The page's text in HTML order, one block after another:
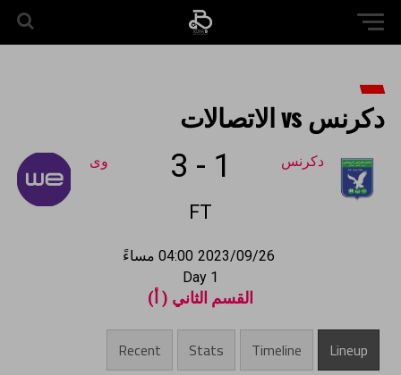
دكرنس vs الاتصالات
دكرنس 1
-
3
FT
وى
2023/09/26 04:00 مساءً
Day 1
القسم الثاني ( أ)
Lineup
Timeline
Stats
Recent